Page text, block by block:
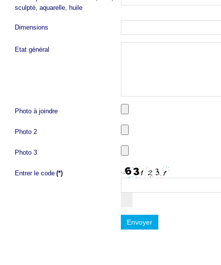
sculpté, aquarelle, huile
Dimensions
Etat général
Photo à joindre
Photo 2
Photo 3
Entrer le code (*)
Envoyer